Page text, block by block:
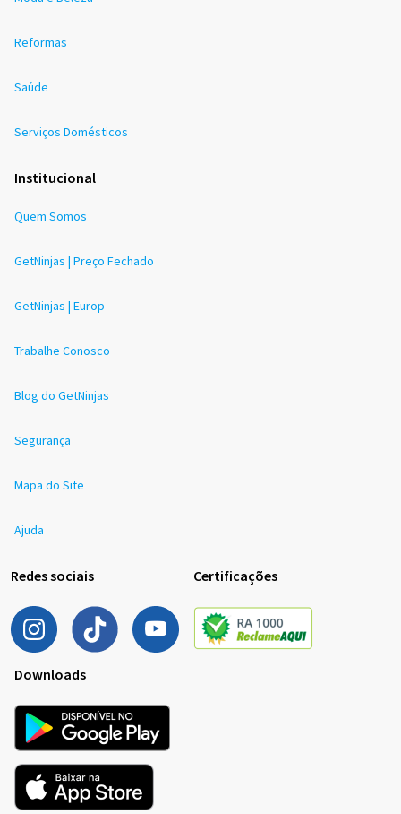
Reformas
Saúde
Serviços Domésticos
Institucional
Quem Somos
GetNinjas | Preço Fechado
GetNinjas | Europ
Trabalhe Conosco
Blog do GetNinjas
Segurança
Mapa do Site
Ajuda
Redes sociais Certificações
Downloads